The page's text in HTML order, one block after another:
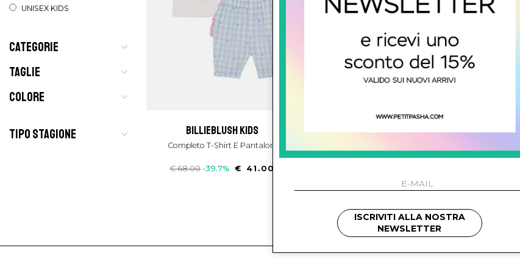
UNISEX KIDS
CATEGORIE
TAGLIE
COLORE
TIPO STAGIONE billieblush kids
Completo T-Shirt E Pantaloni
€ 68.00 -39.7% € 41.00
billieblush kids
SHOW ITEMS 1to
ISCRIVITI ALLA NOSTRA
NEWSLETTER